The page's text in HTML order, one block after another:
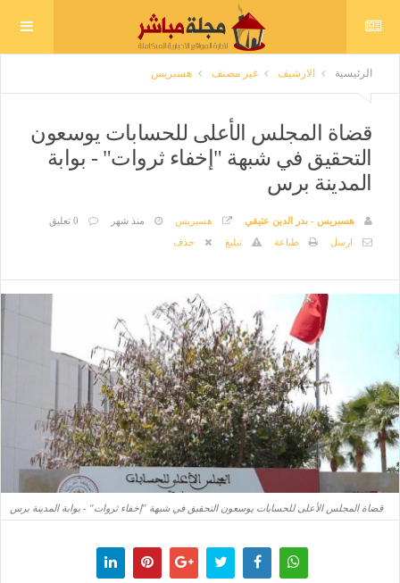
الرئيسية الارشيف غير مصنف هسبريس
قضاة المجلس الأعلى للحسابات يوسعون
التحقيق في شبهة "إخفاء ثروات" - بوابة
المدينة برس
هسبريس - بدر الدين عتيقي هسبريس منذ شهر
0 تعليق
ارسل
طباعة تبليغ حذف
قضاة المجلس الأعلى للحسابات يوسعون التحقيق في شبهة "إخفاء ثروات" - بوابة المدينة برس